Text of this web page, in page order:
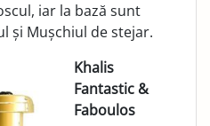
iar la bază sunt
și Mușchiul de stejar.
Khalis
Fantastic &
Faboulos